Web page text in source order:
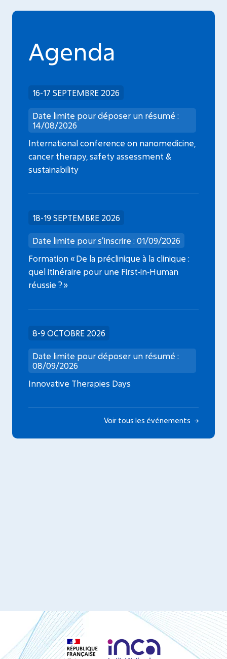
Agenda
16-17 SEPTEMBRE 2026
Date limite pour déposer un résumé :
14/08/2026
International conference on nanomedicine,
cancer therapy, safety assessment &
sustainability
18-19 SEPTEMBRE 2026
Date limite pour s’inscrire : 01/09/2026
Formation « De la préclinique à la clinique :
quel itinéraire pour une First‑in‑Human
réussie ? »
8-9 OCTOBRE 2026
Date limite pour déposer un résumé :
08/09/2026
Innovative Therapies Days
Voir tous les événements